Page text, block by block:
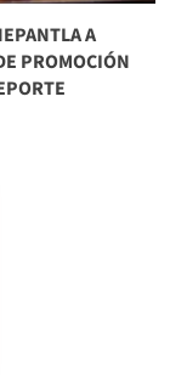
A
PROMOCIÓN